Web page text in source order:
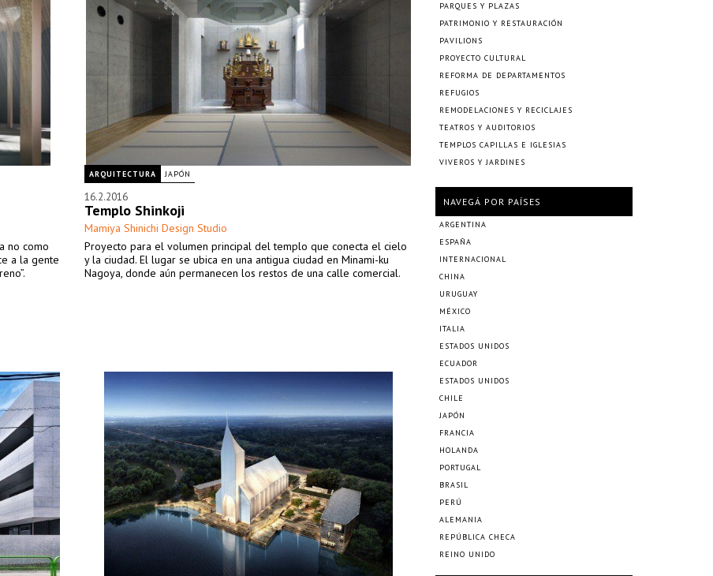
no como
a la gente
ARQUITECTURA JAPÓN
16.2.2016
Templo Shinkoji
Mamiya Shinichi Design Studio
Proyecto para el volumen principal del templo que conecta el cielo
y la ciudad. El lugar se ubica en una antigua ciudad en Minami-ku
Nagoya, donde aún permanecen los restos de una calle comercial.
PARQUES Y PLAZAS
PATRIMONIO Y RESTAURACIÓN
PAVILIONS
PROYECTO CULTURAL
REFORMA DE DEPARTAMENTOS
REFUGIOS
REMODELACIONES Y RECICLAJES
TEATROS Y AUDITORIOS
TEMPLOS CAPILLAS E IGLESIAS
VIVEROS Y JARDINES
NAVEGÁ POR PAÍSES
ARGENTINA
ESPAÑA
INTERNACIONAL
CHINA
URUGUAY
MÉXICO
ITALIA
ESTADOS UNIDOS
ECUADOR
ESTADOS UNIDOS
CHILE
JAPÓN
FRANCIA
HOLANDA
PORTUGAL
BRASIL
PERÚ
ALEMANIA
REPÚBLICA CHECA
REINO UNIDO